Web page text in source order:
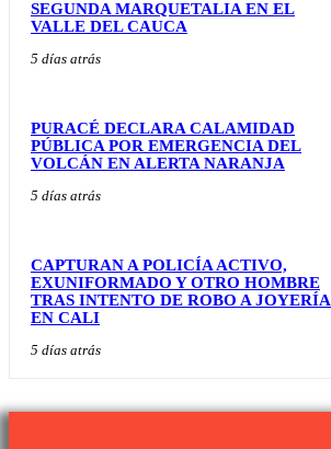
SEGUNDA MARQUETALIA EN EL
VALLE DEL CAUCA
5 días atrás
PURACÉ DECLARA CALAMIDAD
PÚBLICA POR EMERGENCIA DEL
VOLCÁN EN ALERTA NARANJA
5 días atrás
CAPTURAN A POLICÍA ACTIVO,
EXUNIFORMADO Y OTRO HOMBRE
TRAS INTENTO DE ROBO A JOYERÍA
EN CALI
5 días atrás